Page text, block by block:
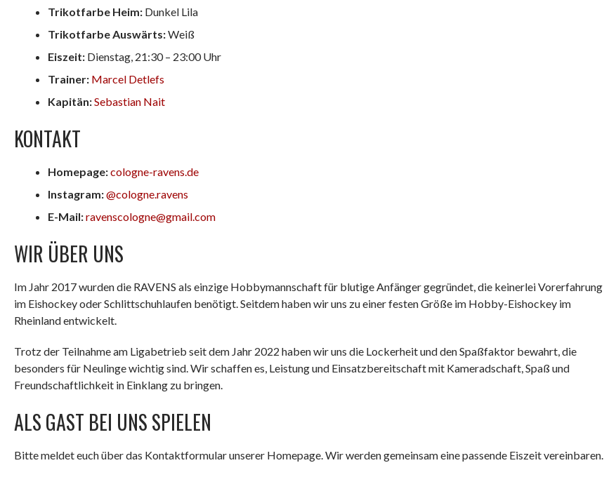
Trikotfarbe Heim: Dunkel Lila
Trikotfarbe Auswärts:Weiß
Eiszeit: Dienstag, 21:30 – 23:00 Uhr
Trainer: Marcel Detlefs
Kapitän:Sebastian Nait
KONTAKT
Homepage:cologne-ravens.de
Instagram:@cologne.ravens
E-Mail:ravenscologne@gmail.com
WIR ÜBER UNS
Im Jahr 2017 wurden die RAVENS als einzige Hobbymannschaft für blutige Anfänger gegründet, die keinerlei Vorerfahrung
im Eishockey oder Schlittschuhlaufen benötigt. Seitdem haben wir uns zu einer festen Größe im Hobby-Eishockey im
Rheinland entwickelt.
Trotz der Teilnahme am Ligabetrieb seit dem Jahr 2022 haben wir uns die Lockerheit und den Spaßfaktor bewahrt, die
besonders für Neulinge wichtig sind. Wir schaffen es, Leistung und Einsatzbereitschaft mit Kameradschaft, Spaß und
Freundschaftlichkeit in Einklang zu bringen.
ALS GAST BEI UNS SPIELEN
Bitte meldet euch über das Kontaktformular unserer Homepage. Wir werden gemeinsam eine passende Eiszeit vereinbaren.